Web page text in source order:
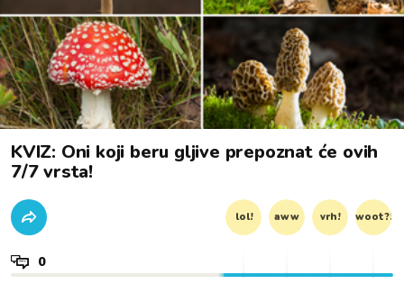
KVIZ: Oni koji beru gljive prepoznat će ovih
7/7 vrsta!
lol! aww vrh! woot?!
0